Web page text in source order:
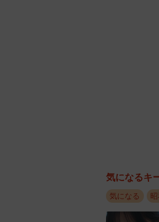
気になるキ
気になる